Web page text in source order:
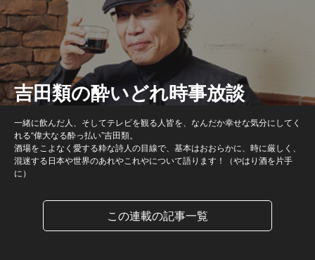
吉田類の酔いどれ時事放談
一緒に飲んだ人、そしてテレビを観る人皆を、なんだか幸せな気分にしてく
れる“偉大なる酔っ払い”吉田類。
酒場をこよなく愛する粋な詩人の目線で、基本はおおらかに、時に厳しく、
混迷する日本や世界のあれやこれやについて語ります！（やはり酒を片手
に）
この連載の記事一覧